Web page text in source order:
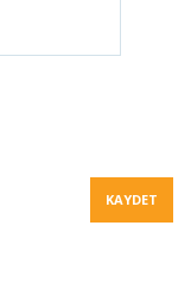
KAYDET